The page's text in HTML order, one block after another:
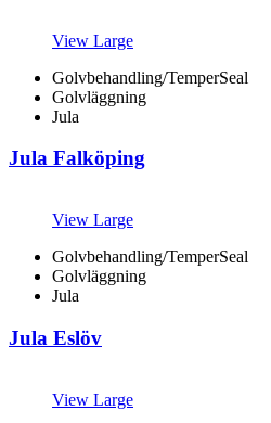
View Large
Golvbehandling/TemperSeal
Golvläggning
Jula
Jula Falköping
View Large
Golvbehandling/TemperSeal
Golvläggning
Jula
Jula Eslöv
View Large